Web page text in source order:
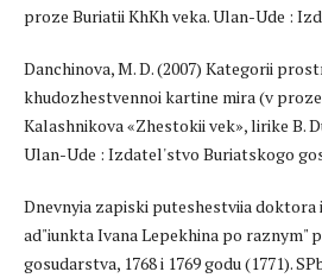
proze Buriatii KhKh veka. Ulan-Ude :
Danchinova, M. D. (2007) Kategorii
khudozhestvennoi kartine mira (v
Kalashnikova «Zhestokii vek», lirike B.
Ulan-Ude : Izdatel'stvo Buriatskogo
Dnevnyia zapiski puteshestviia doktora
ad"iunkta Ivana Lepekhina po raznym"
gosudarstva, 1768 i 1769 godu (1771).